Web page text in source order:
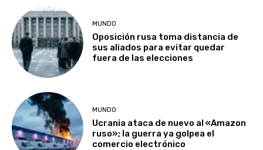
MUNDO
Oposición rusa toma distancia de
sus aliados para evitar quedar
fuera de las elecciones
MUNDO
Ucrania ataca de nuevo al «Amazon
ruso»; la guerra ya golpea el
comercio electrónico